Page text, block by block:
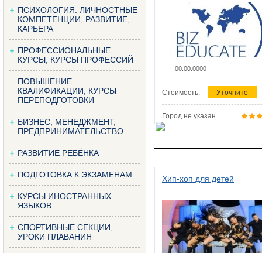
ПСИХОЛОГИЯ. ЛИЧНОСТНЫЕ
КОМПЕТЕНЦИИ, РАЗВИТИЕ,
КАРЬЕРА
ПРОФЕССИОНАЛЬНЫЕ
КУРСЫ, КУРСЫ ПРОФЕССИЙ
ПОВЫШЕНИЕ
КВАЛИФИКАЦИИ, КУРСЫ
ПЕРЕПОДГОТОВКИ
БИЗНЕС, МЕНЕДЖМЕНТ,
ПРЕДПРИНИМАТЕЛЬСТВО
РАЗВИТИЕ РЕБЁНКА
ПОДГОТОВКА К ЭКЗАМЕНАМ
КУРСЫ ИНОСТРАННЫХ
ЯЗЫКОВ
СПОРТИВНЫЕ СЕКЦИИ,
УРОКИ ПЛАВАНИЯ
00.00.0000
Стоимость: Уточните
Город не указан
Хип-хоп для детей